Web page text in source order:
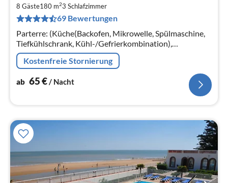
8 Gäste180 m23 Schlafzimmer
69 Bewertungen
Parterre: (Küche(Backofen, Mikrowelle, Spülmaschine,
Tiefkühlschrank, Kühl-/Gefrierkombination),
Wohn/Esszimmer(TV(Flatscreen), Kaminofen, DVD-
Spieler, Radio, CD-Spieler)
Kostenfreie Stornierung
ab 65€/ Nacht